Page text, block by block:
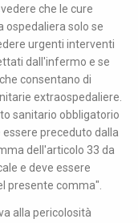
che le cure
ospedaliera solo se
urgenti interventi
dall'infermo e se
consentano di
extraospedaliere.
sanitario obbligatorio
preceduto dalla
dell'articolo 33 da
e deve essere
presente comma".
alla pericolosità